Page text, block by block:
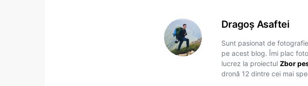
Dragoş Asaftei
Sunt pasionat de
pe acest blog. Îmi plac
lucrez la proiectulZbor
dronă 12 dintre cei mai